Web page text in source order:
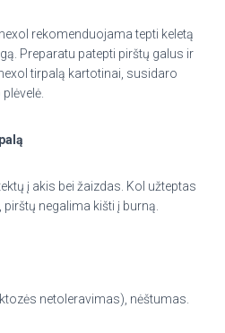
rekomenduojama tepti keletą
Preparatu patepti pirštų galus ir
tirpalą kartotinai, susidaro
į akis bei žaizdas. Kol užteptas
negalima kišti į burną.
netoleravimas), nėštumas.